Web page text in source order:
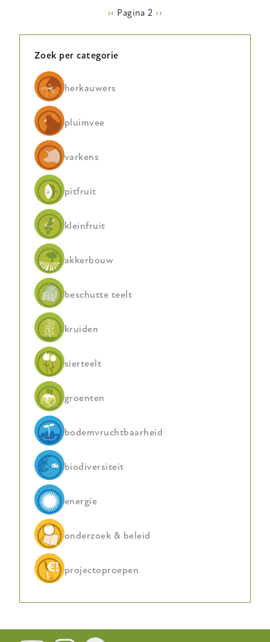
je
aan
met
Su
Check
fiche!
Vorige
‹‹ Pagina 2 Volgende
››
Zoek per categorie
herkauwers
pluimvee
varkens
pitfruit
kleinfruit
akkerbouw
beschutte teelt
kruiden
sierteelt
groenten
bodemvruchtbaarheid
biodiversiteit
energie
onderzoek & beleid
projectoproepen